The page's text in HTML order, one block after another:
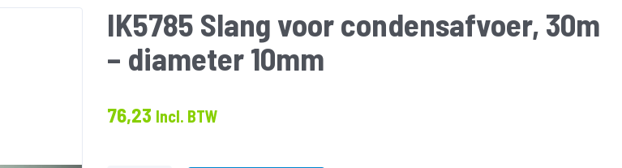
IK5785 Slang voor condensafvoer, 30m
– diameter 10mm
76,23 Incl. BTW